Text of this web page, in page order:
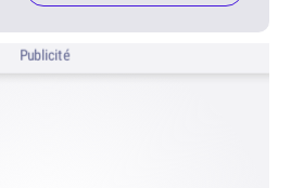
Publicité